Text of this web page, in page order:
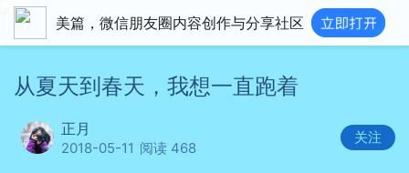
美篇，微信朋友圈内容创作与分享社区
从夏天到春天，我想一直跑着
正月
2018-05-11 阅读 468
关注